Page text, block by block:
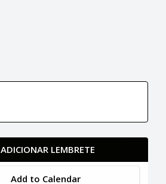
ADICIONAR LEMBRETE
Add to Calendar